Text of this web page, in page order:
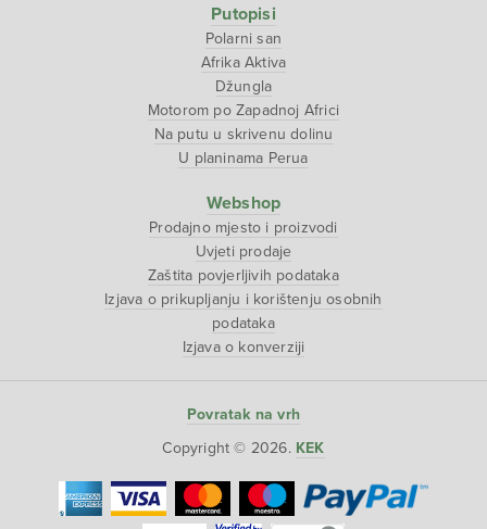
Putopisi
Polarni san
Afrika Aktiva
Džungla
Motorom po Zapadnoj Africi
Na putu u skrivenu dolinu
U planinama Perua
Webshop
Prodajno mjesto i proizvodi
Uvjeti prodaje
Zaštita povjerljivih podataka
Izjava o prikupljanju i korištenju osobnih
podataka
Izjava o konverziji
Povratak na vrh
Copyright © 2026. KEK